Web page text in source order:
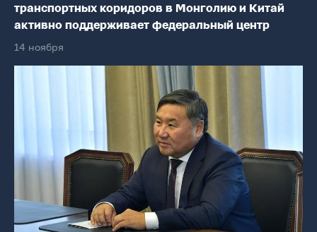
транспортных коридоров в Монголию и Китай
активно поддерживает федеральный центр
14 ноября